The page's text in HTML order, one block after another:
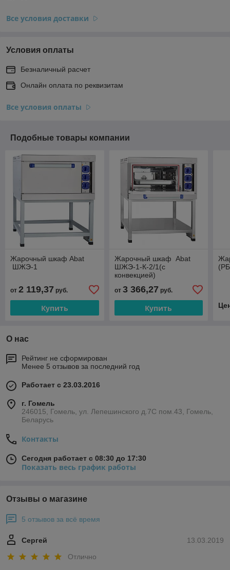
Все условия доставки
Условия оплаты
Безналичный расчет
Онлайн оплата по реквизитам
Все условия оплаты
Подобные товары компании
Жарочный шкаф Abat
ШЖЭ-1
от 2 119,37 руб.
Купить
Жарочный шкаф Abat
ШЖЭ-1-К-2/1(с
конвекцией)
от 3 366,27 руб.
Купить
О нас
Рейтинг не сформирован
Менее 5 отзывов за последний год
Работает с 23.03.2016
г. Гомель
246015, Гомель, ул. Лепешинского д.7С пом.43, Гомель,
Беларусь
Контакты
Сегодня работает с 08:30 до 17:30
Показать весь график работы
Отзывы о магазине
5 отзывов за всё время
13.03.2019
Сергей
Отлично